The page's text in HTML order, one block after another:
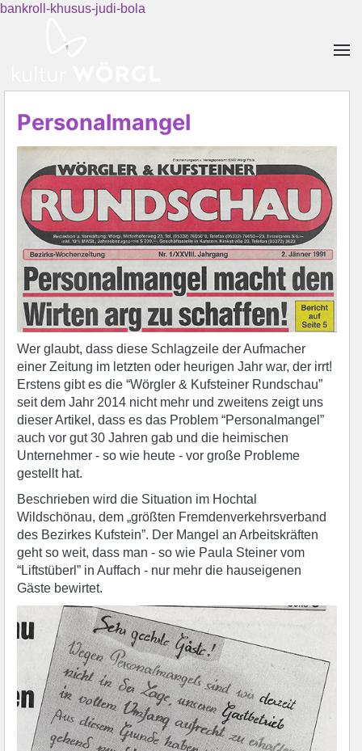
bankroll-khusus-judi-bola
Personalmangel
Wer glaubt, dass diese Schlagzeile der Aufmacher
einer Zeitung im letzten oder heurigen Jahr war, der irrt!
Erstens gibt es die “Wörgler & Kufsteiner Rundschau”
seit dem Jahr 2014 nicht mehr und zweitens zeigt uns
dieser Artikel, dass es das Problem “Personalmangel”
auch vor gut 30 Jahren gab und die heimischen
Unternehmer - so wie heute - vor große Probleme
gestellt hat.
Beschrieben wird die Situation im Hochtal
Wildschönau, dem „größten Fremdenverkehrsverband
des Bezirkes Kufstein”. Der Mangel an Arbeitskräften
geht so weit, dass man - so wie Paula Steiner vom
“Liftstüberl” in Auffach - nur mehr die hauseigenen
Gäste bewirtet.